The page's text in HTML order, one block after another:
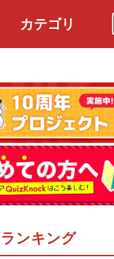
カテゴリ
ランキング